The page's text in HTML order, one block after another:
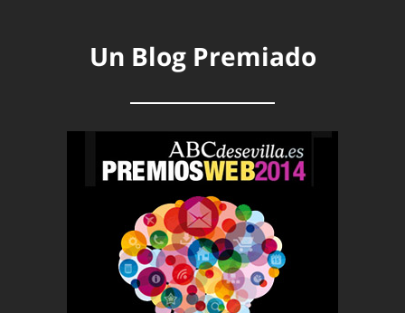
Un Blog Premiado